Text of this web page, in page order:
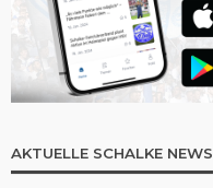
AKTUELLE SCHALKE NEWS